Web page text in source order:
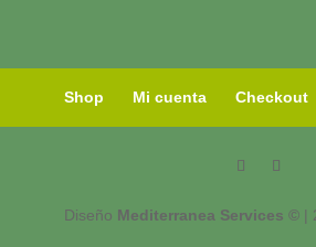
Shop Mi cuenta Checkout
Diseño Mediterranea Services © |